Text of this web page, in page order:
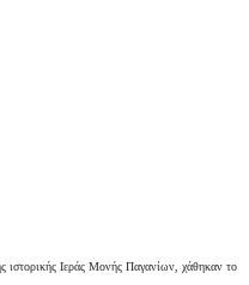
ιστορικής Ιεράς Μονής Παγανίων, χάθηκαν το